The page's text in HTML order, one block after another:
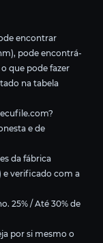
encontrar
pode encontrá-
que pode fazer
na tabela
e de
da fábrica
e verificado com a
25% / Até 30% de
por si mesmo o